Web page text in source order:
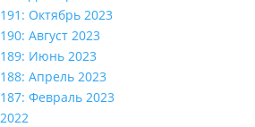
191: Октябрь 2023
190: Август 2023
189: Июнь 2023
188: Апрель 2023
187: Февраль 2023
2022